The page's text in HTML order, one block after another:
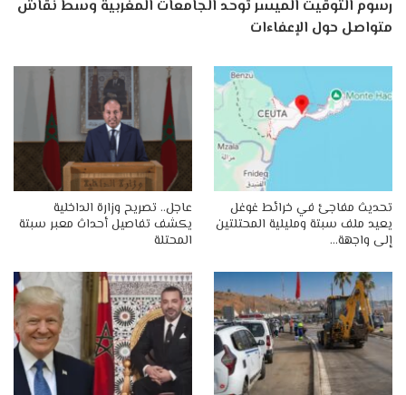
رسوم التوقيت الميسر توحد الجامعات المغربية وسط نقاش
متواصل حول الإعفاءات
تحديث مفاجئ في خرائط غوغل
يعيد ملف سبتة ومليلية المحتلتين
إلى واجهة…
عاجل.. تصريح وزارة الداخلية
يكشف تفاصيل أحداث معبر سبتة
المحتلة